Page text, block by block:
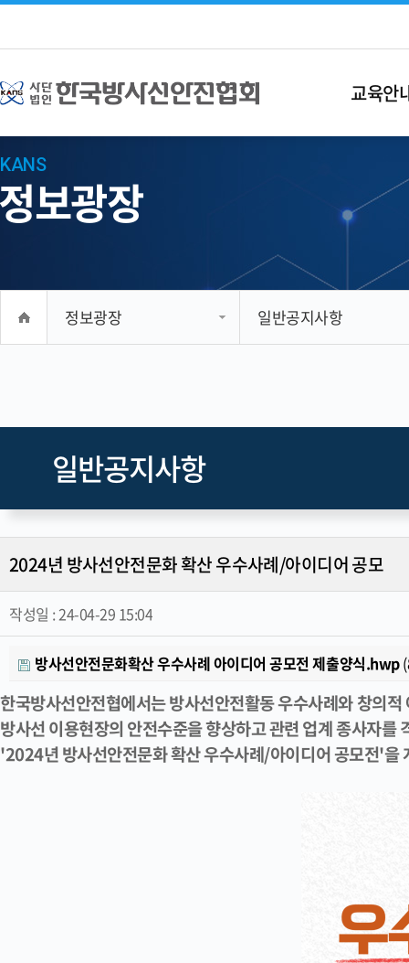
교육안
KANS
보광장
정보광장 일반공지사항
일반공지사항
2024년 방사선안전문화 확산 우수사례/아이디어 공모
작성일 :24-04-29 15:04
방사선안전문화확산 우수사례 아이디어 공모전 제출양식.hwp
한국방사선안전협에서는 방사선안전활동 우수사례와 창의
방사선 이용현장의 안전수준을 향상하고 관련 업계 종사자를
'2024년 방사선안전문화 확산 우수사례/아이디어 공모전'을